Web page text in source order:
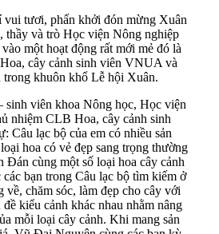
vui tươi, phấn khởi đón mừng Xuân
thầy và trò Học viện Nông nghiệp
một hoạt động rất mới mẻ đó là
cây cảnh sinh viên VNUA và
trong khuôn khổ Lễ hội Xuân.
viên khoa Nông học, Học viện
nhiệm CLB Hoa, cây cảnh sinh
Câu lạc bộ của em có nhiều sản
hoa có vẻ đẹp sang trọng thường
Đán cùng một số loại hoa cây cảnh
bạn trong Câu lạc bộ tìm kiếm ở
về, chăm sóc, làm đẹp cho cây với
kiểu cảnh khác nhau nhằm nâng
mỗi loại cây cảnh. Khi mang sản